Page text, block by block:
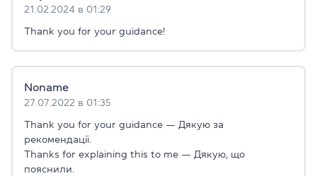
21.02.2024 в 01:29
Thank you for your guidance!
Noname
27.07.2022 в 01:35
Thank you for your guidance — Дякую за
рекомендації.
Thanks for explaining this to me — Дякую, що
пояснили.